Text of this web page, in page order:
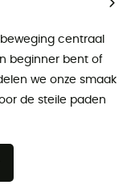
centraal
beginner bent of
we onze smaak
de steile paden